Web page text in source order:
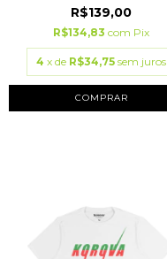
R$139,00
R$134,83 com Pix
4 x de R$34,75 sem juros
COMPRAR